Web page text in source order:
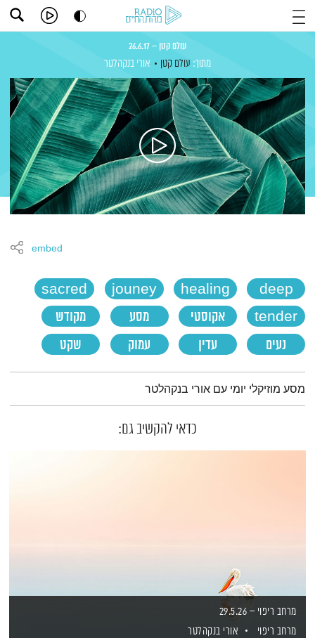
עולם קטן – 26.6.17
מתוך: עולם קטן אורי בנקהלטר
deep
healing
jouney
sacred
tender
אקוסטי מסע
מקודש
נעים
עדין עמוק שקט
embed
תמצית הפודקאסט
מסע מוזיקלי יומי עם אורי בנקהלטר
כדאי להקשיב גם:
מרחב ריפוי – 29.5.26
מרחב ריפוי
אורי בנקהלטר